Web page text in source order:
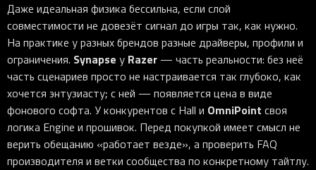
Даже идеальная физика бессильна, если слой
совместимости не довезёт сигнал до игры так, как нужно.
На практике у разных брендов разные драйверы, профили и
ограничения. Synapse у Razer — часть реальности: без неё
часть сценариев просто не настраивается так глубоко, как
хочется энтузиасту; с ней — появляется цена в виде
фонового софта. У конкурентов с Hall и OmniPoint своя
логика Engine и прошивок. Перед покупкой имеет смысл не
верить обещанию «работает везде», а проверить FAQ
производителя и ветки сообщества по конкретному тайтлу.